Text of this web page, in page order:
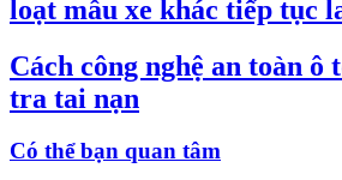
loạt mẫu xe khác tiếp tục
Cách công nghệ an toàn ô
tra tai nạn
Có thể bạn quan tâm